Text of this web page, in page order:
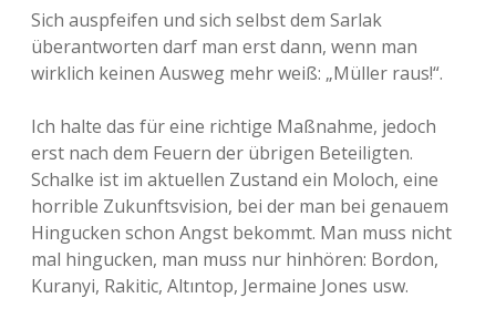
Sich auspfeifen und sich selbst dem Sarlak
überantworten darf man erst dann, wenn man
wirklich keinen Ausweg mehr weiß: „Müller raus!“.
Ich halte das für eine richtige Maßnahme, jedoch
erst nach dem Feuern der übrigen Beteiligten.
Schalke ist im aktuellen Zustand ein Moloch, eine
horrible Zukunftsvision, bei der man bei genauem
Hingucken schon Angst bekommt. Man muss nicht
mal hingucken, man muss nur hinhören: Bordon,
Kuranyi, Rakitic, Altıntop, Jermaine Jones usw.